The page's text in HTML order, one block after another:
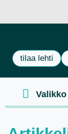
tilaa lehti